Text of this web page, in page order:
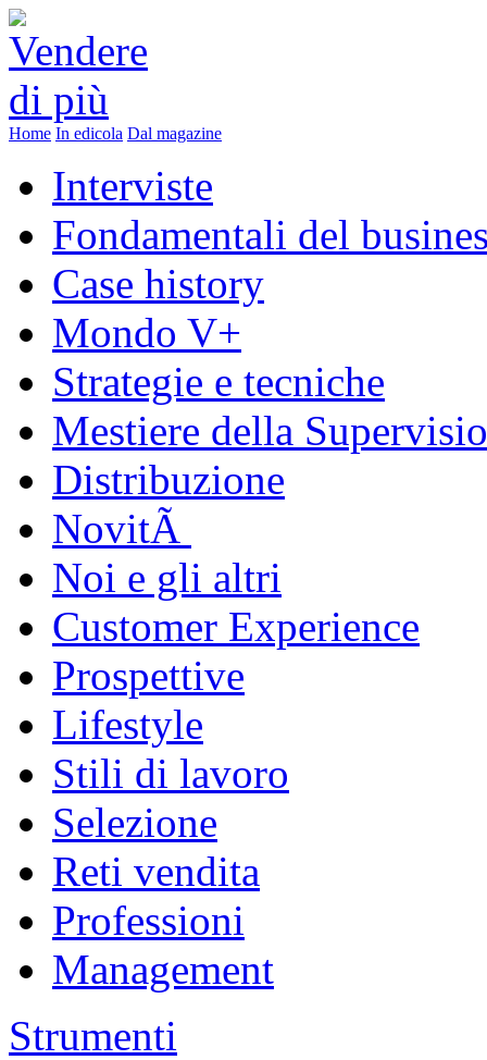
Home In edicola Dal magazine
Interviste
Fondamentali del
Case history
Mondo V+
Strategie e tecniche
Mestiere della
Distribuzione
NovitÃ
Noi e gli altri
Customer Experience
Prospettive
Lifestyle
Stili di lavoro
Selezione
Reti vendita
Professioni
Management
Strumenti